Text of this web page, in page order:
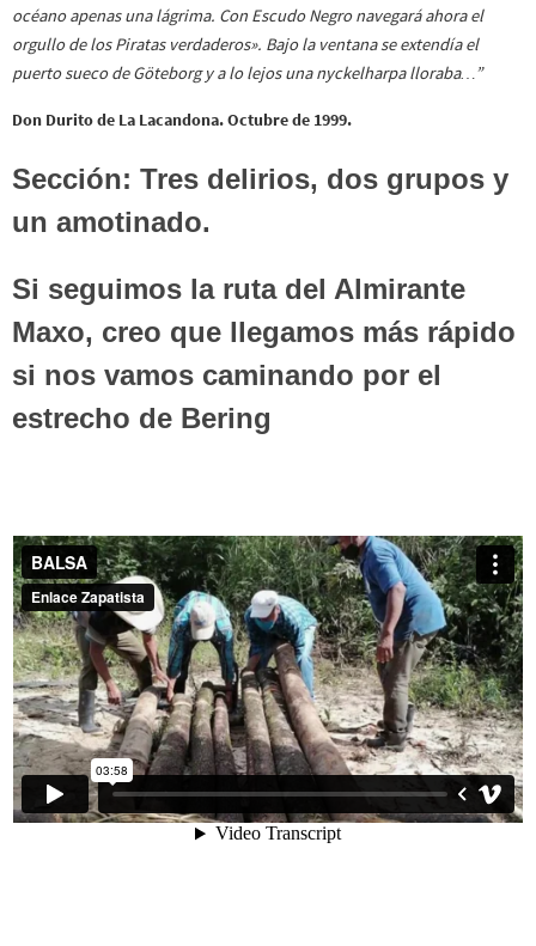
océano apenas una lágrima. Con Escudo Negro navegará ahora el
orgullo de los Piratas verdaderos». Bajo la ventana se extendía el
puerto sueco de Göteborg y a lo lejos una nyckelharpa lloraba…”
Don Durito de La Lacandona. Octubre de 1999.
Sección: Tres delirios, dos grupos y
un amotinado.
Si seguimos la ruta del Almirante
Maxo, creo que llegamos más rápido
si nos vamos caminando por el
estrecho de Bering